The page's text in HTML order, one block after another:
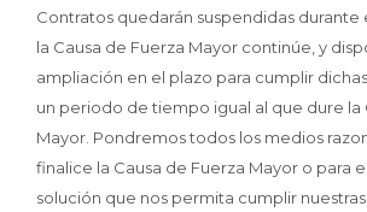
Contratos quedarán suspendidas
la Causa de Fuerza Mayor continúe, y
ampliación en el plazo para cumplir
un periodo de tiempo igual al que dure la
Mayor. Pondremos todos los medios
finalice la Causa de Fuerza Mayor o para
solución que nos permita cumplir